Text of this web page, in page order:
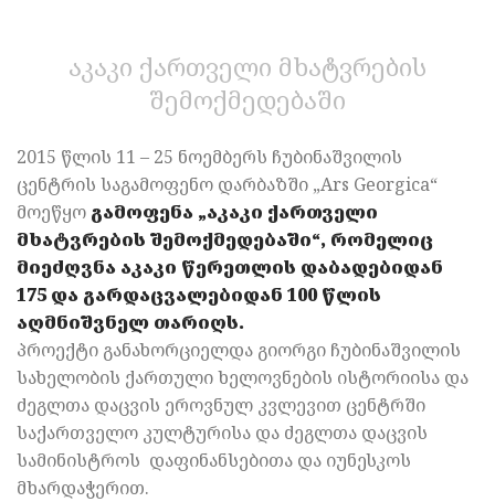
აკაკი ქართველი მხატვრების
შემოქმედებაში
2015 წლის 11 – 25 ნოემბერს ჩუბინაშვილის
ცენტრის საგამოფენო დარბაზში „Ars Georgica“
მოეწყო გამოფენა „აკაკი ქართველი
მხატვრების შემოქმედებაში“, რომელიც
მიეძღვნა აკაკი წერეთლის დაბადებიდან
175 და გარდაცვალებიდან 100 წლის
აღმნიშვნელ თარიღს.
პროექტი განახორციელდა გიორგი ჩუბინაშვილის
სახელობის ქართული ხელოვნების ისტორიისა და
ძეგლთა დაცვის ეროვნულ კვლევით ცენტრში
საქართველო კულტურისა და ძეგლთა დაცვის
სამინისტროს დაფინანსებითა და იუნესკოს
მხარდაჭერით.